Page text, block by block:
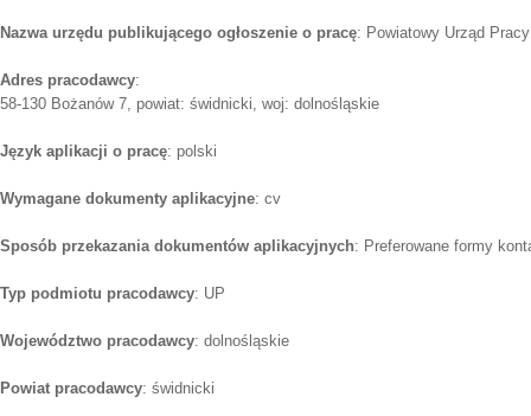
Nazwa urzędu publikującego ogłoszenie o pracę: Powiatowy Urząd
Adres pracodawcy:
58-130 Bożanów 7, powiat: świdnicki, woj: dolnośląskie
Język aplikacji o pracę: polski
Wymagane dokumenty aplikacyjne: cv
Sposób przekazania dokumentów aplikacyjnych: Preferowane formy
Typ podmiotu pracodawcy: UP
Województwo pracodawcy: dolnośląskie
Powiat pracodawcy: świdnicki